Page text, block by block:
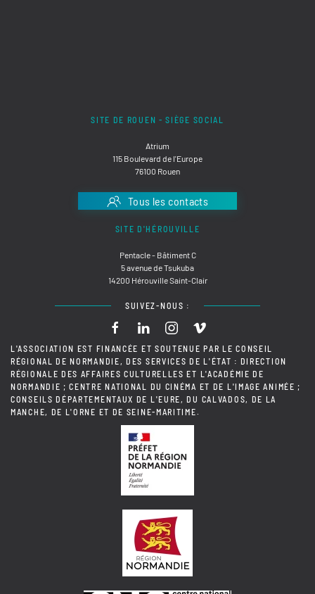
SITE DE ROUEN - SIÈGE SOCIAL
Atrium
115 Boulevard de l'Europe
76100 Rouen
Tous les contacts
SITE D'HÉROUVILLE
Pentacle - Bâtiment C
5 avenue de Tsukuba
14200 Hérouville Saint-Clair
SUIVEZ-NOUS :
L'ASSOCIATION EST FINANCÉE ET SOUTENUE PAR LE CONSEIL
RÉGIONAL DE NORMANDIE, DES SERVICES DE L'ÉTAT : DIRECTION
RÉGIONALE DES AFFAIRES CULTURELLES ET L'ACADÉMIE DE
NORMANDIE ; CENTRE NATIONAL DU CINÉMA ET DE L'IMAGE ANIMÉE ;
CONSEILS DÉPARTEMENTAUX DE L'EURE, DU CALVADOS, DE LA
MANCHE, DE L'ORNE ET DE SEINE-MARITIME.